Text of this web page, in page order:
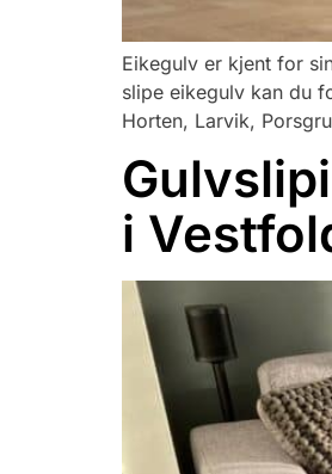
Eikegulv er kjent for
slipe eikegulv kan du
Horten, Larvik,
i